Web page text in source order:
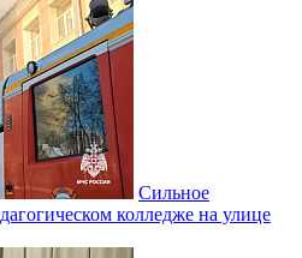
Сильное
колледже на улице